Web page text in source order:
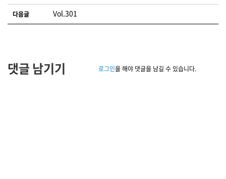
다음글 Vol.301
댓글 남기기 로그인을 해야 댓글을 남길 수 있습니다.